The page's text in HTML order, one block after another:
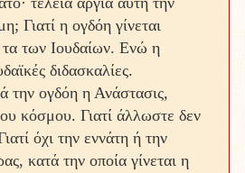
Γιατί η ο­γδόη γίνεται
των Ιουδαίων. Ενώ η
διδασκαλίες.
την ογδόη η Ανάστασις,
κόσμου. Γιατί άλλωστε δεν
όχι την εννάτη ή την
κατά την οποία γίνεται η